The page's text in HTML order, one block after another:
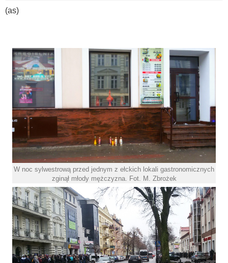
(as)
W noc sylwestrową przed jednym z ełckich lokali gastronomicznych
zginął młody mężczyzna. Fot. M. Zbrożek